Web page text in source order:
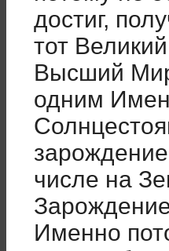
достиг,
тот
Высший
одним
числе на
Именно